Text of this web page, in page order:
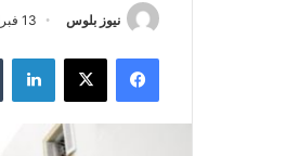
نيوز بلوس 13 فبراير، 2022
فيسبوك X